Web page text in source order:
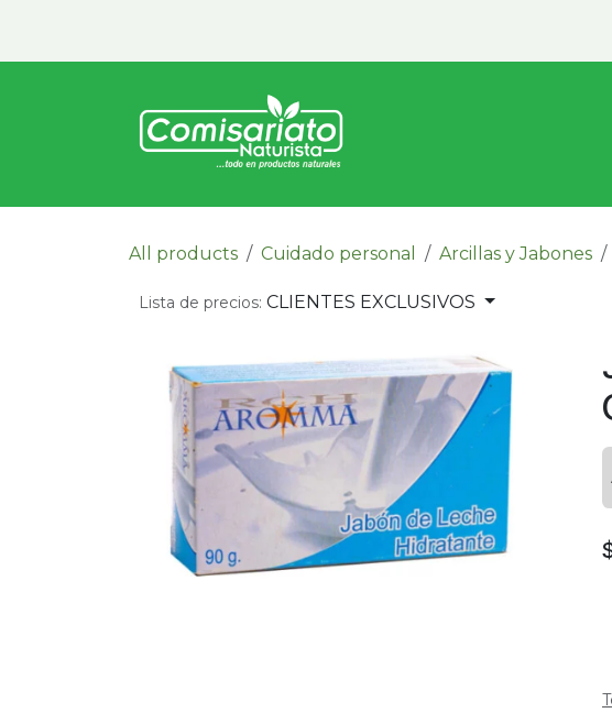
All products Cuidado personal Arcillas y Jabones
Lista de precios: CLIENTES EXCLUSIVOS